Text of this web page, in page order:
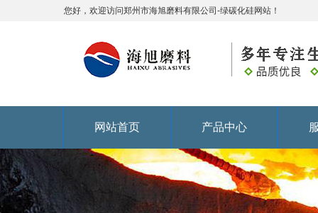
您好，欢迎访问郑州市海旭磨料有限公司-绿碳化硅网站！
网站首页 产品中心